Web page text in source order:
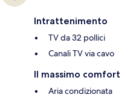
Intrattenimento
TV da 32 pollici
Canali TV via cavo
Il massimo comfort
Aria condizionata